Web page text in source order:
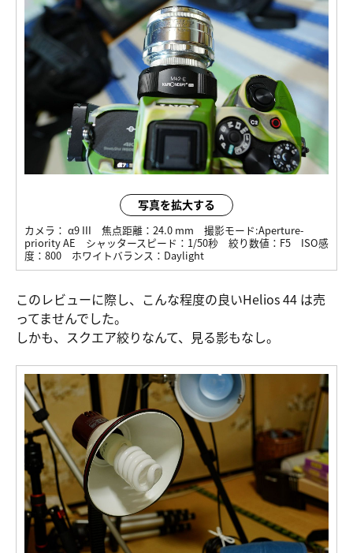
写真を拡大する
カメラ： α9 III 焦点距離： 24.0 mm 撮影モード:Aperture-
priority AE
シャッタースピード： 1/50秒 絞り数値： F5
ISO感
度： 800 ホワイトバランス： Daylight
このレビューに際し、こんな程度の良いHelios 44 は売
ってませんでした。
しかも、スクエア絞りなんて、見る影もなし。